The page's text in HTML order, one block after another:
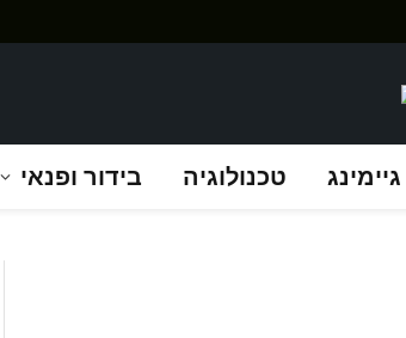
גיימינג טכנולוגיה בידור ופנאי